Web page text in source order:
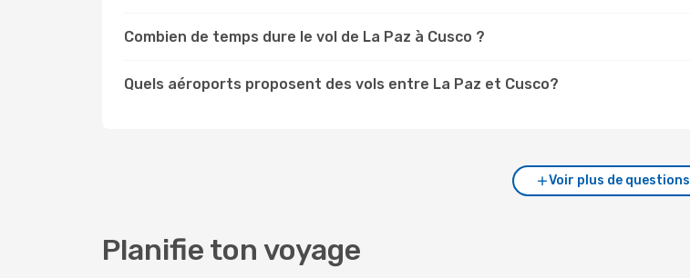
Combien de temps dure le vol de La Paz à Cusco ?
Quels aéroports proposent des vols entre La Paz et Cusco?
Voir plus de questions
Planifie ton voyage